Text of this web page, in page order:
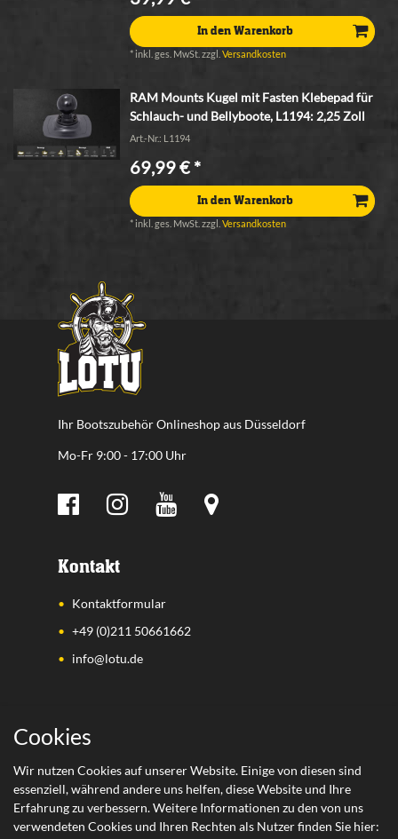
In den Warenkorb
* inkl. ges. MwSt. zzgl.Versandkosten
RAM Mounts Kugel mit Fasten Klebepad für
Schlauch- und Bellyboote, L1194: 2,25 Zoll
Art.-Nr.: L1194
69,99 € *
In den Warenkorb
* inkl. ges. MwSt. zzgl.Versandkosten
Ihr Bootszubehör Onlineshop aus Düsseldorf
Mo-Fr 9:00 - 17:00 Uhr
Kontakt
Kontaktformular
+49 (0)211 50661662
info@lotu.de
Wichtige Links
Versand
Retoure
Cookies
Wir nutzen Cookies auf unserer Website. Einige von diesen sind
essenziell, während andere uns helfen, diese Website und Ihre
Erfahrung zu verbessern. Weitere Informationen zu den von uns
verwendeten Cookies und Ihren Rechten als Nutzer finden Sie hier: